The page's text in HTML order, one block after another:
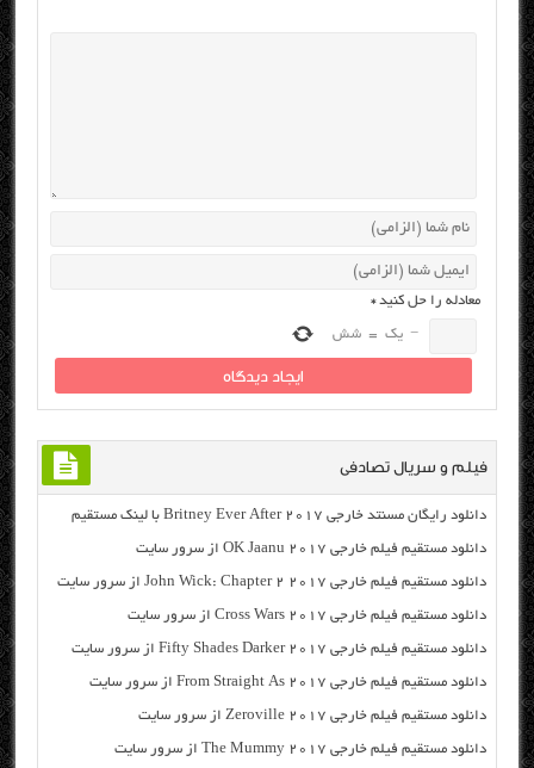
معادله را حل کنید*
− یک = شش
فیلم و سریال تصادفی
دانلود رایگان مسنتد خارجی Britney Ever After 2017 با لینک مستقیم
دانلود مستقیم فیلم خارجی OK Jaanu 2017 از سرور سایت
دانلود مستقیم فیلم خارجی John Wick: Chapter 2 2017 از سرور سایت
دانلود مستقیم فیلم خارجی Cross Wars 2017 از سرور سایت
دانلود مستقیم فیلم خارجی Fifty Shades Darker 2017 از سرور سایت
دانلود مستقیم فیلم خارجی From Straight As 2017 از سرور سایت
دانلود مستقیم فیلم خارجی Zeroville 2017 از سرور سایت
دانلود مستقیم فیلم خارجی The Mummy 2017 از سرور سایت